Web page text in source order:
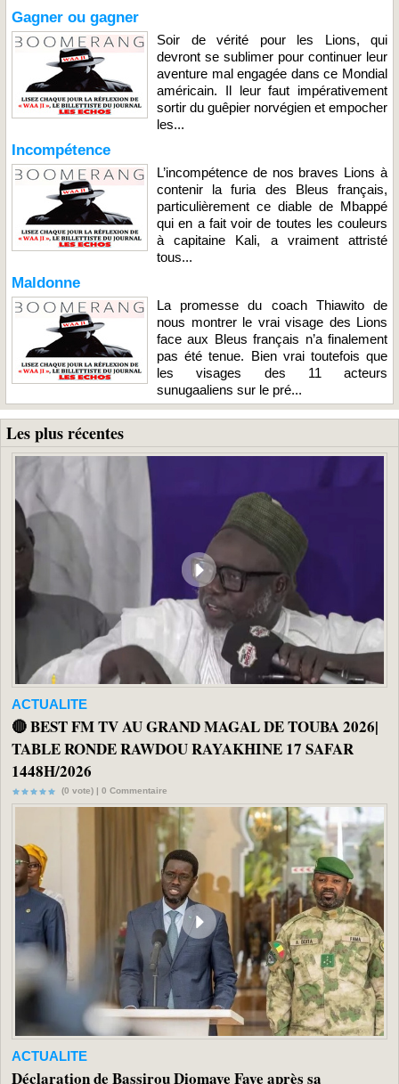
Gagner ou gagner
Soir de vérité pour les Lions, qui
devront se sublimer pour continuer leur
aventure mal engagée dans ce Mondial
américain. Il leur faut impérativement
sortir du guêpier norvégien et empocher
les...
Incompétence
L’incompétence de nos braves Lions à
contenir la furia des Bleus français,
particulièrement ce diable de Mbappé
qui en a fait voir de toutes les couleurs
à capitaine Kali, a vraiment attristé
tous...
Maldonne
La promesse du coach Thiawito de
nous montrer le vrai visage des Lions
face aux Bleus français n’a finalement
pas été tenue. Bien vrai toutefois que
les visages des 11 acteurs
sunugaaliens sur le pré...
Les plus récentes
ACTUALITE
🔴 BEST FM TV AU GRAND MAGAL DE TOUBA 2026|
TABLE RONDE RAWDOU RAYAKHINE 17 SAFAR
1448H/2026
(0 vote) | 0 Commentaire
ACTUALITE
Déclaration de Bassirou Diomaye Faye après sa